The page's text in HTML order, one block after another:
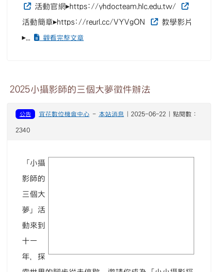
活動官網▸https://yhdocteam.hlc.edu.tw/
活動簡章▸https://reurl.cc/VYVgON
教學影片
▸...
觀看完整文章
2025小攝影師的三個大夢徵件辦法
公告 宜花數位機會中心 - 本站消息 | 2025-06-22 | 點閱數：
2340
「小攝
影師的
三個大
夢」活
動來到
十一
年，探